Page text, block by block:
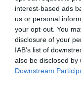
interest-based ads
us or personal
your opt-out. You
disclosure of your
IAB’s list of
also be disclosed
Downstream
Alene Elvine
“The guide was
BikeTour really